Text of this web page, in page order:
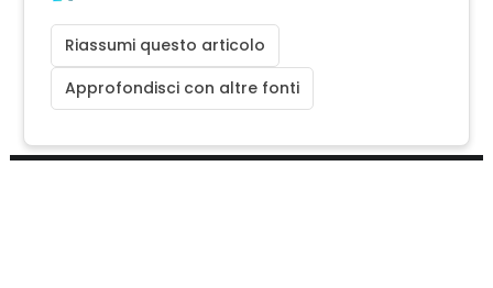
Riassumi questo articolo
Approfondisci con altre fonti